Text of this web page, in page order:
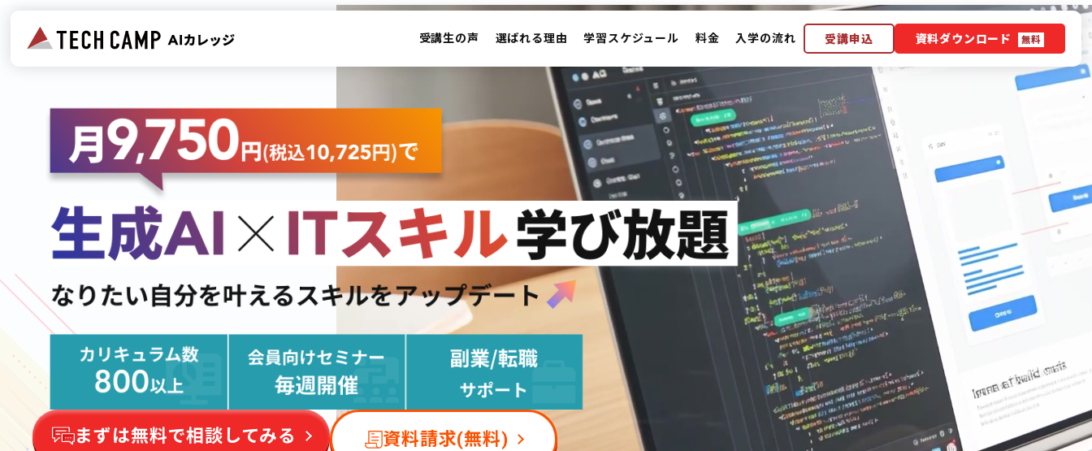
受講生の声 選ばれる理由 学習スケジュール 料金 入学の流れ 受講申込 資料ダウンロード 無料
まずは無料で相談してみる 資料請求(無料)